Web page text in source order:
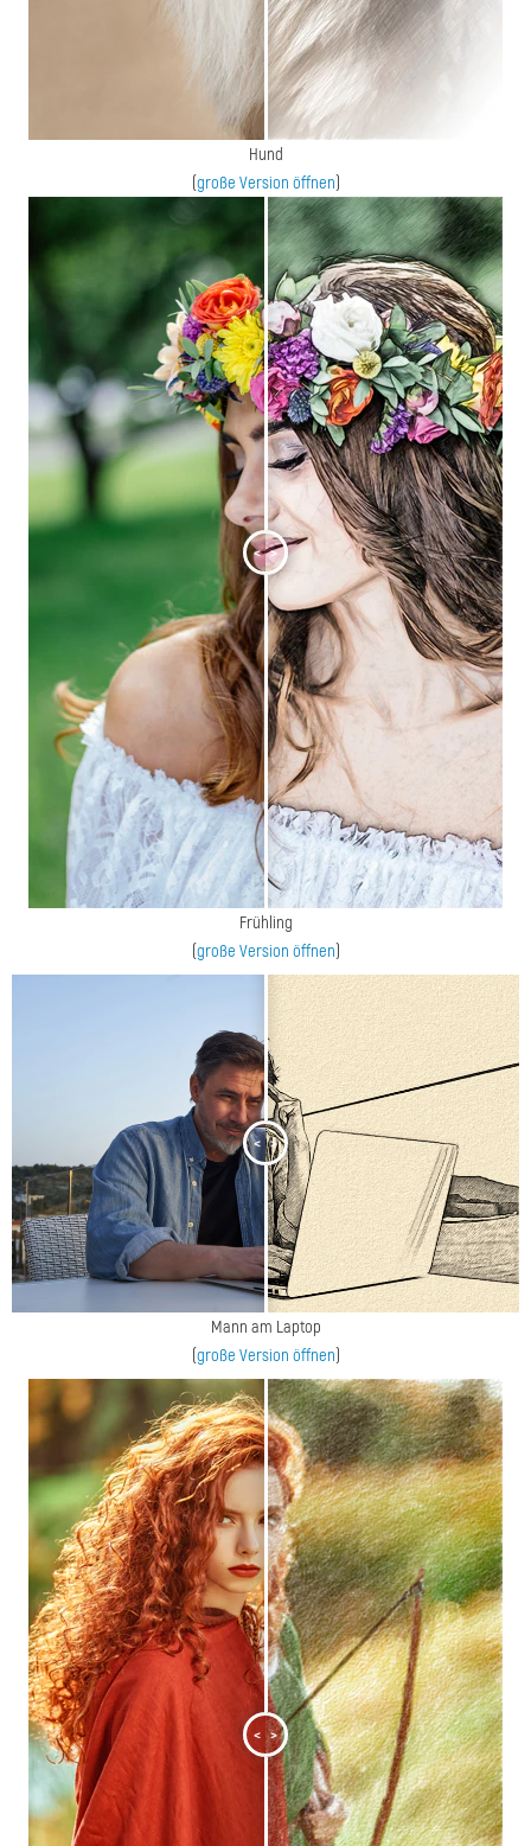
Hund
(große Version öffnen)
< >
Frühling
(große Version öffnen)
< >
Mann am Laptop
(große Version öffnen)
< >